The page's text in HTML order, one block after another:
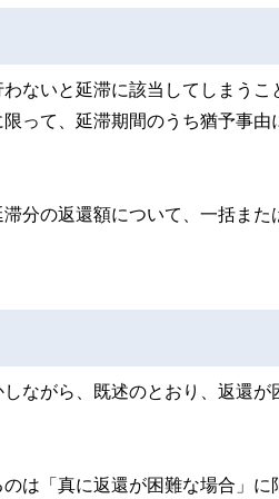
ないと延滞に該当してしまう
って、延滞期間のうち猶予事
分の返還額について、一括ま
ながら、既述のとおり、返還
は「真に返還が困難な場合」